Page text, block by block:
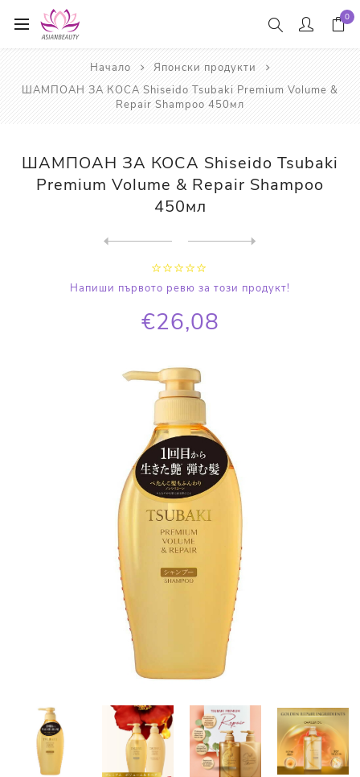
0
Начало
Японски продукти
ШАМПОАН ЗА КОСА Shiseido Tsubaki Premium Volume &
Repair Shampoo 450мл
ШАМПОАН ЗА КОСА Shiseido Tsubaki
Premium Volume & Repair Shampoo
450мл
Напиши първото ревю за този продукт!
€26,08